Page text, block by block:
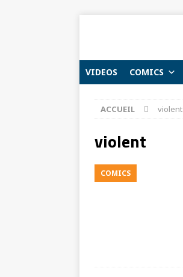
VIDEOS COMICS
ACCUEIL violent
violent
COMICS